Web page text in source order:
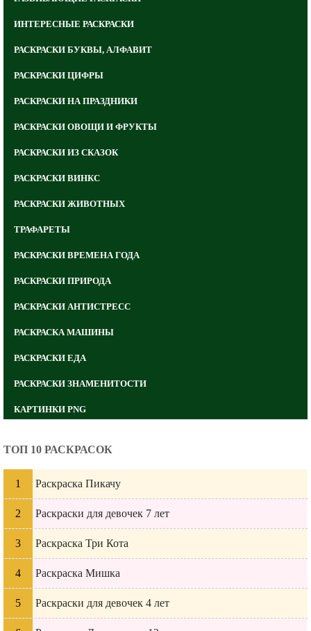
ИНТЕРЕСНЫЕ РАСКРАСКИ
РАСКРАСКИ БУКВЫ, АЛФАВИТ
РАСКРАСКИ ЦИФРЫ
РАСКРАСКИ НА ПРАЗДНИКИ
РАСКРАСКИ ОВОЩИ И ФРУКТЫ
РАСКРАСКИ ИЗ СКАЗОК
РАСКРАСКИ ВИНКС
РАСКРАСКИ ЖИВОТНЫХ
ТРАФАРЕТЫ
РАСКРАСКИ ВРЕМЕНА ГОДА
РАСКРАСКИ ПРИРОДА
РАСКРАСКИ АНТИСТРЕСС
РАСКРАСКА МАШИНЫ
РАСКРАСКИ ЕДА
РАСКРАСКИ ЗНАМЕНИТОСТИ
КАРТИНКИ PNG
ТОП 10 РАСКРАСОК
Раскраска Пикачу
Раскраски для девочек 7 лет
Раскраска Три Кота
Раскраска Мишка
Раскраски для девочек 4 лет